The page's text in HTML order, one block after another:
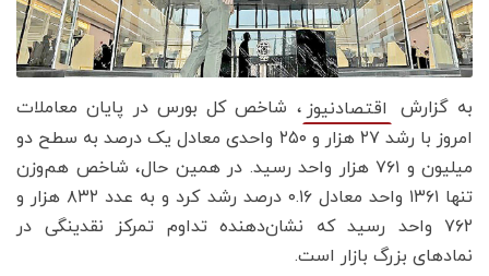
به گزارش اقتصادنیوز ، شاخص کل بورس در پایان معاملات
امروز با رشد ۲۷ هزار و ۲۵۰ واحدی معادل یک درصد به سطح دو
میلیون و ۷۶۱ هزار واحد رسید. در همین حال، شاخص هم‌وزن
تنها ۱۳۶۱ واحد معادل ۰.۱۶ درصد رشد کرد و به عدد ۸۳۲ هزار و
۷۶۲ واحد رسید که نشان‌دهنده تداوم تمرکز نقدینگی در
نمادهای بزرگ بازار است.